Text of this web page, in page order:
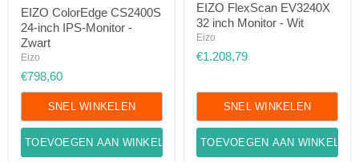
ColorEdge
CS2400S
24-
inch
Monitor
EIZO ColorEdge CS2400S
24-inch IPS-Monitor -
Zwart
Eizo
€798,60
SNEL WINKELEN
TOEVOEGEN AAN WINKELWAGEN
FlexScan
EV3240X
32
Monitor
EIZO FlexScan EV3240X
32 inch Monitor - Wit
Eizo
€1.208,79
SNEL WINKELEN
TOEVOEGEN AAN